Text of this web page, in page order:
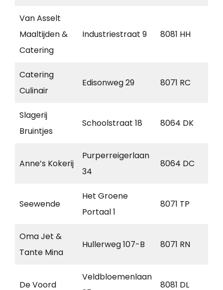
Van Asselt
Maaltijden &
Catering
Industriestraat 9 8081 HH
Catering
Culinair
Edisonweg 29 8071 RC
Slagerij
Bruintjes
Schoolstraat 18 8064 DK
Anne’s Kokerij
Purperreigerlaan
34
8064 DC
Seewende
Het Groene
Portaal 1
8071 TP
Oma Jet &
Tante Mina
Hullerweg 107-B 8071 RN
De Voord
Veldbloemenlaan
8081 DL